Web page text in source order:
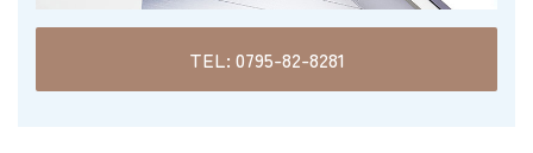
TEL: 0795-82-8281